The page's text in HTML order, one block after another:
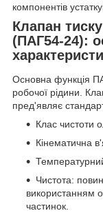
компонентів
Клапан
(ПАГ54-24):
Основна функція
робочої рідини.
пред'являє
Клас чистоти
Кінематична
Чистота:
використанням
частинок.